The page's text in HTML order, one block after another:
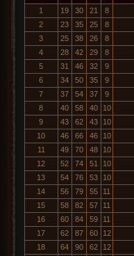
1 19 30 21 8
2
23 35 25 8
3
25 38 26 8
4
28 42 29 8
5
31 46 32 9
6
34 50 35 9
7
37 54 37 9
8
40 58 40 10
9
43 62 43 10
10
46 66 46 10
11
49 70 48 10
12
52 74 51 10
13
54 76 53 10
14
56 79 55 11
15
58 82 57 11
16
60 84 59 11
17
62 87 60 12
18
64 90 62 12